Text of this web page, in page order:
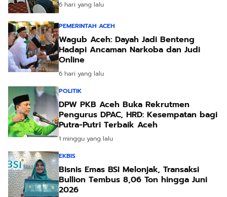
6 hari yang lalu
PEMERINTAH ACEH
Wagub Aceh: Dayah Jadi Benteng
Hadapi Ancaman Narkoba dan Judi
Online
6 hari yang lalu
POLITIK
DPW PKB Aceh Buka Rekrutmen
Pengurus DPAC, HRD: Kesempatan bagi
Putra-Putri Terbaik Aceh
1 minggu yang lalu
EKBIS
Bisnis Emas BSI Melonjak, Transaksi
Bullion Tembus 8,06 Ton hingga Juni
2026